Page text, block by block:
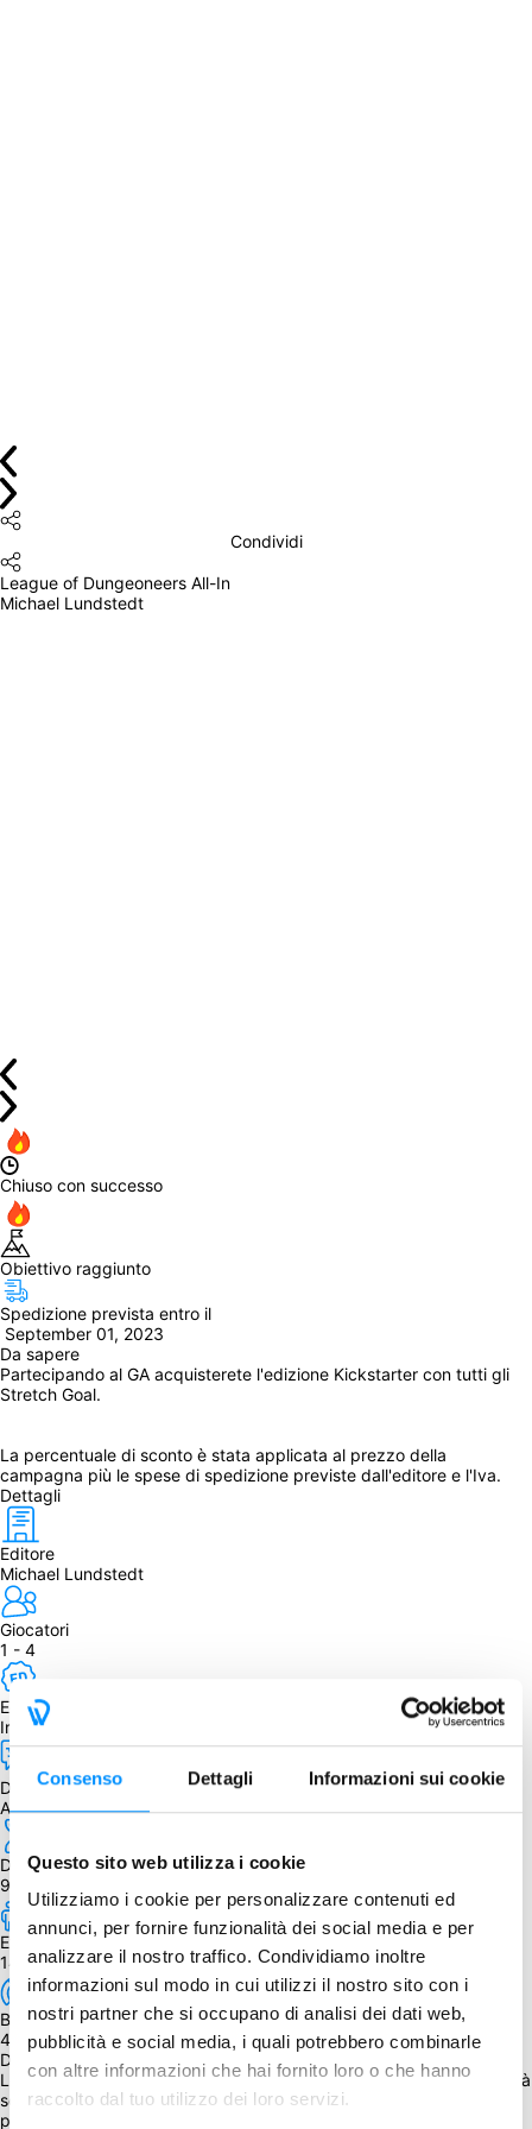
Consenso Dettagli Informazioni sui cookie
Questo sito web utilizza i cookie
Utilizziamo i cookie per personalizzare contenuti ed
annunci, per fornire funzionalità dei social media e per
analizzare il nostro traffico. Condividiamo inoltre
informazioni sul modo in cui utilizzi il nostro sito con i
nostri partner che si occupano di analisi dei dati web,
pubblicità e social media, i quali potrebbero combinarle
con altre informazioni che hai fornito loro o che hanno
raccolto dal tuo utilizzo dei loro servizi.
Condividi
League of Dungeoneers All-In
Michael Lundstedt
Chiuso con successo
Obiettivo raggiunto
Spedizione prevista entro il
September 01, 2023
Da sapere
Partecipando al GA acquisterete l'edizione Kickstarter con tutti gli
Stretch Goal.
La percentuale di sconto è stata applicata al prezzo della
campagna più le spese di spedizione previste dall'editore e l'Iva.
Dettagli
Editore
Michael Lundstedt
Giocatori
1 - 4
Edizione
Inglese
Dipendenza dalla lingua
Alta
Durata
90 - 180
Età
14+
BGG Weight
4.08
Descrizione
League of Dungeoneers è un enorme dungeon crawler, con modalità
solitaria e cooperativa e tanti elementi RPG. È un gioco guidato dai
personaggi, nei quali l'attenzione si concentra sullo sviluppo del